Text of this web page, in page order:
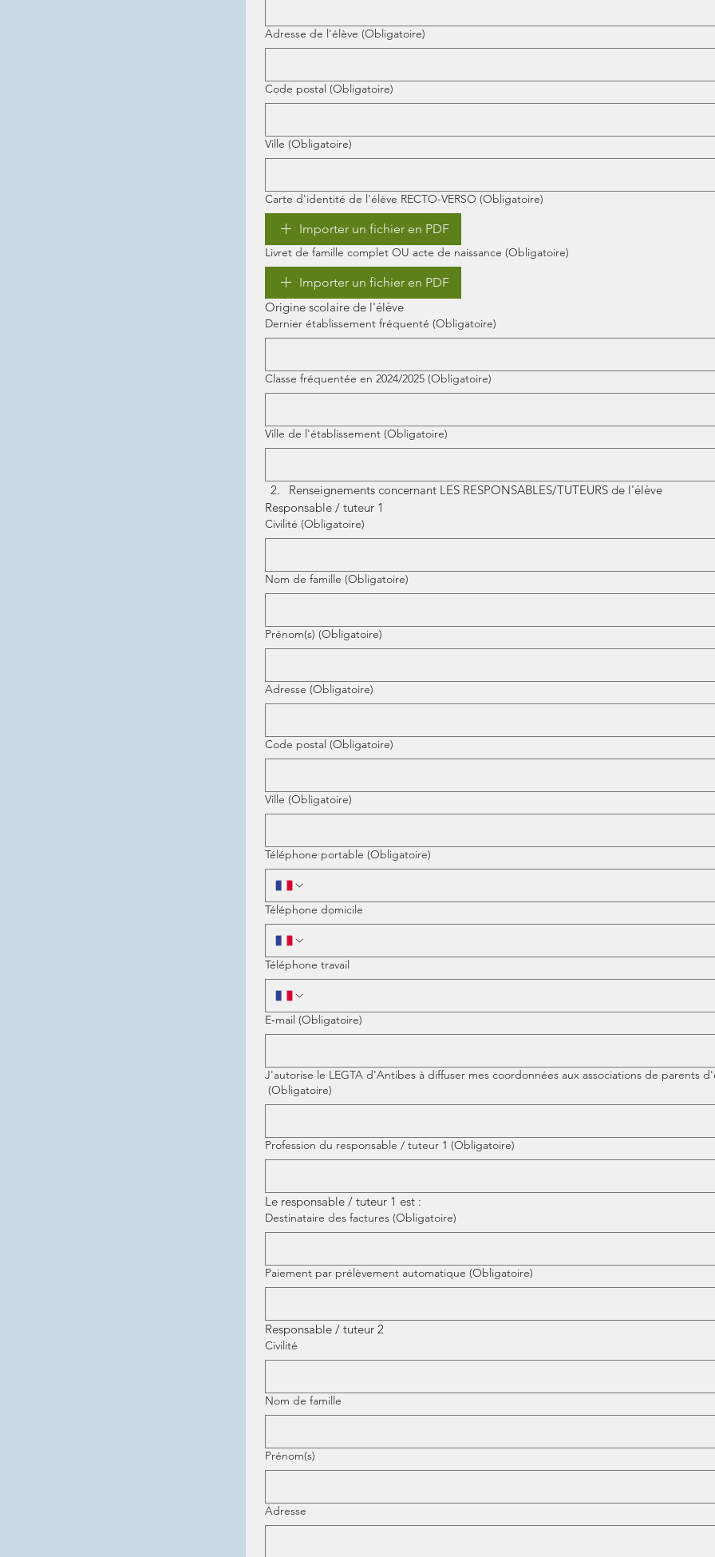
Adresse de l'élève (Obligatoire)
Code postal (Obligatoire)
Ville (Obligatoire)
Carte d'identité de l'élève RECTO-VERSO (Obligatoire)
Importer un fichier en PDF
Livret de famille complet OU acte de naissance (Obligatoire)
Importer un fichier en PDF
Origine scolaire de l'élève
Dernier établissement fréquenté (Obligatoire)
Classe fréquentée en 2024/2025 (Obligatoire)
Ville de l'établissement (Obligatoire)
Renseignements concernant LES RESPONSABLES/TUTEURS de l'élève
Responsable / tuteur 1
Civilité (Obligatoire)
Nom de famille (Obligatoire)
Prénom(s) (Obligatoire)
Adresse (Obligatoire)
Code postal (Obligatoire)
Ville (Obligatoire)
Téléphone portable (Obligatoire)
Téléphone domicile
Téléphone travail
E‑mail (Obligatoire)
J'autorise le LEGTA d'Antibes à diffuser mes coordonnées aux associations de parents
(Obligatoire)
Profession du responsable / tuteur 1 (Obligatoire)
Le responsable / tuteur 1 est :
Destinataire des factures (Obligatoire)
Paiement par prélèvement automatique (Obligatoire)
Responsable / tuteur 2
Civilité
Nom de famille
Prénom(s)
Adresse